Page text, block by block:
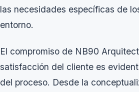
las necesidades específicas de
entorno.
El compromiso de NB90
satisfacción del cliente es
del proceso. Desde la